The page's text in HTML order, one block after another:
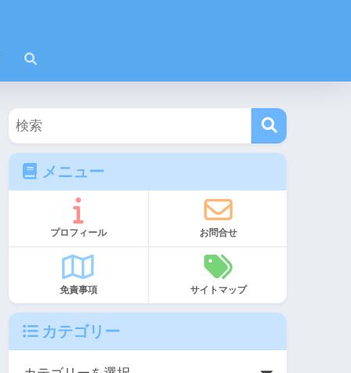
メニュー
プロフィール お問合せ
免責事項 サイトマップ
カテゴリー